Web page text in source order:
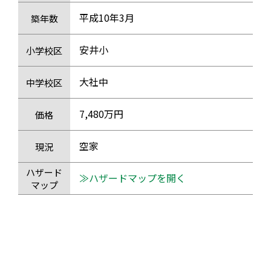
築年数 平成10年3月
小学校区 安井小
中学校区 大社中
価格 7,480万円
現況 空家
ハザード
マップ
≫ハザードマップを開く